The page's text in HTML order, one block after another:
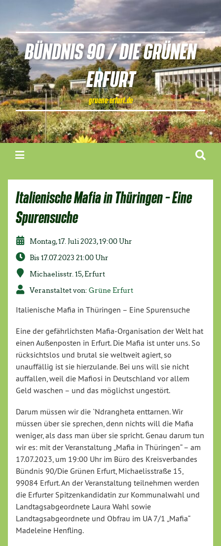
BÜNDNIS 90 / DIE GRÜNEN
ERFURT
gruene-erfurt.de
Italienische Mafia in Thüringen – Eine
Spurensuche
Montag, 17. Juli 2023, 19:00 Uhr
Bis 17.07.2023 21:00 Uhr
Michaelisstr. 15, Erfurt
Veranstaltet von:Grüne Erfurt
Italienische Mafia in Thüringen – Eine Spurensuche
Eine der gefährlichsten Mafia-Organisation der Welt hat
einen Außenposten in Erfurt. Die Mafia ist unter uns. So
rücksichtslos und brutal sie weltweit agiert, so
unauffällig ist sie hierzulande. Bei uns will sie nicht
auffallen, weil die Mafiosi in Deutschland vor allem
Geld waschen – und das möglichst ungestört.
Darum müssen wir die `Ndrangheta enttarnen. Wir
müssen über sie sprechen, denn nichts will die Mafia
weniger, als dass man über sie spricht. Genau darum tun
wir es: mit der Veranstaltung „Mafia in Thüringen“ – am
17.07.2023, um 19:00 Uhr im Büro des Kreisverbandes
Bündnis 90/Die Grünen Erfurt, Michaelisstraße 15,
99084 Erfurt. An der Veranstaltung teilnehmen werden
die Erfurter Spitzenkandidatin zur Kommunalwahl und
Landtagsabgeordnete Laura Wahl sowie
Landtagsabgeordnete und Obfrau im UA 7/1 „Mafia“
Madeleine Henfling.